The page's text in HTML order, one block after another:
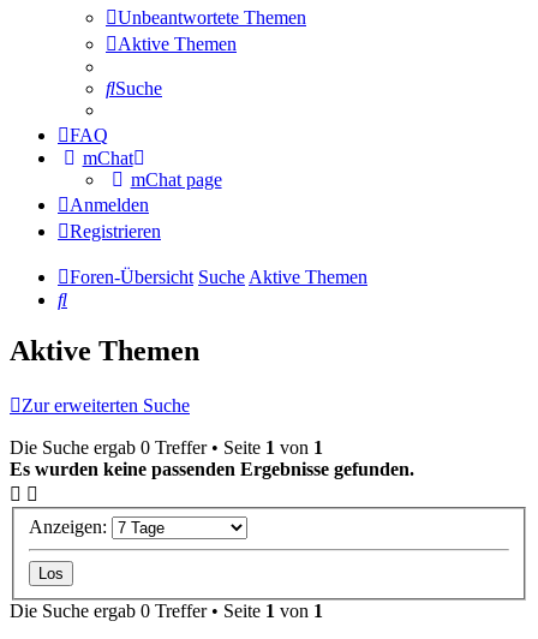
Unbeantwortete Themen
Aktive Themen
Suche
FAQ
mChat
mChat page
Anmelden
Registrieren
Foren-Übersicht SucheAktive Themen
Suche
Aktive Themen
Zur erweiterten Suche
Die Suche ergab 0 Treffer • Seite 1 von 1
Es wurden keine passenden Ergebnisse gefunden.
Anzeigen:
Die Suche ergab 0 Treffer • Seite 1 von 1